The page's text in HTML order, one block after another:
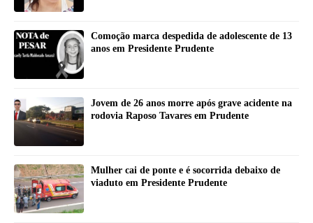
Comoção marca despedida de adolescente de 13
anos em Presidente Prudente
Jovem de 26 anos morre após grave acidente na
rodovia Raposo Tavares em Prudente
Mulher cai de ponte e é socorrida debaixo de
viaduto em Presidente Prudente